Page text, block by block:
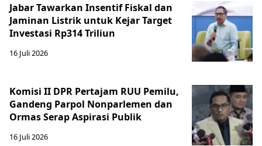
Jabar Tawarkan Insentif Fiskal dan
Jaminan Listrik untuk Kejar Target
Investasi Rp314 Triliun
16 Juli 2026
Komisi II DPR Pertajam RUU Pemilu,
Gandeng Parpol Nonparlemen dan
Ormas Serap Aspirasi Publik
16 Juli 2026